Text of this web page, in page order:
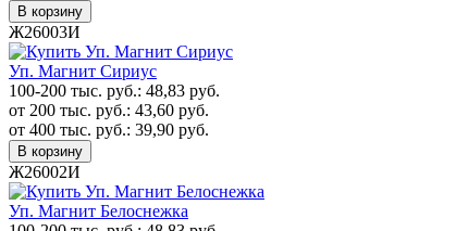
В корзину
Ж26003И
Уп. Магнит Сириус
100-200 тыс. руб.: 48,83 руб.
от 200 тыс. руб.: 43,60 руб.
от 400 тыс. руб.: 39,90 руб.
В корзину
Ж26002И
Уп. Магнит Белоснежка